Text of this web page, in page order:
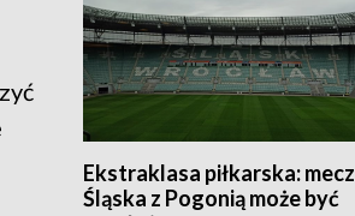
Ekstraklasa piłkarska: mecz
Śląska z Pogonią może być